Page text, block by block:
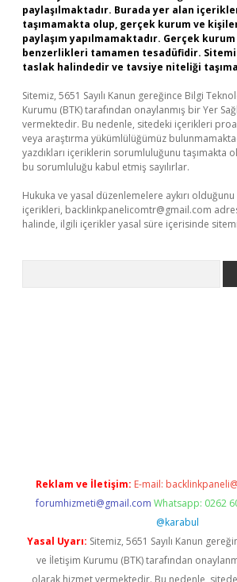
paylaşılmaktadır. Burada yer alan
taşımamakta olup, gerçek kurum ve
paylaşım yapılmamaktadır. Gerçek
benzerlikleri tamamen tesadüfidir.
taslak halindedir ve tavsiye niteliği
Sitemiz, 5651 Sayılı Kanun gereğince Bilgi
Kurumu (BTK) tarafından onaylanmış bir Yer
vermektedir. Bu nedenle, sitedeki içerikleri
veya araştırma yükümlülüğümüz
yazdıkları içeriklerin sorumluluğunu taşımakta
bu sorumluluğu kabul etmiş sayılırlar.
Hukuka ve yasal düzenlemelere aykırı
içerikleri, backlinkpanelicomtr@gmail.com
halinde, ilgili içerikler yasal süre içerisinde
Reklam ve İletişim: E-mail:
forumhizmeti@gmail.com Whatsapp: 0262
@karabul
Yasal Uyarı: Sitemiz, 5651 Sayılı Kanun
ve İletişim Kurumu (BTK) tarafından
olarak hizmet vermektedir. Bu nedenle,